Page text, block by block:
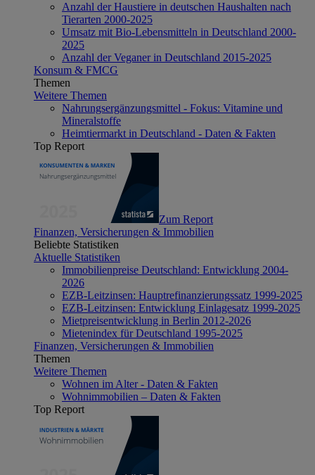
Anzahl der Haustiere in deutschen Haushalten nach
Tierarten 2000-2025
Umsatz mit Bio-Lebensmitteln in Deutschland 2000-
2025
Anzahl der Veganer in Deutschland 2015-2025
Konsum & FMCG
Themen
Weitere Themen
Nahrungsergänzungsmittel - Fokus: Vitamine und
Mineralstoffe
Heimtiermarkt in Deutschland - Daten & Fakten
Top Report
Zum Report
Finanzen, Versicherungen & Immobilien
Beliebte Statistiken
Aktuelle Statistiken
Immobilienpreise Deutschland: Entwicklung 2004-
2026
EZB-Leitzinsen: Hauptrefinanzierungssatz 1999-2025
EZB-Leitzinsen: Entwicklung Einlagesatz 1999-2025
Mietpreisentwicklung in Berlin 2012-2026
Mietenindex für Deutschland 1995-2025
Finanzen, Versicherungen & Immobilien
Themen
Weitere Themen
Wohnen im Alter - Daten & Fakten
Wohnimmobilien – Daten & Fakten
Top Report